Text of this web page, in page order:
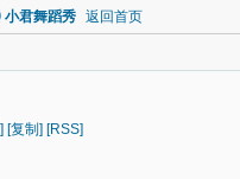
小君舞蹈秀 返回首页
[复制] [RSS]